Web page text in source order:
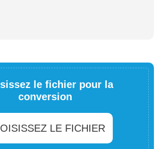
le fichier pour la
conversion
LE FICHIER